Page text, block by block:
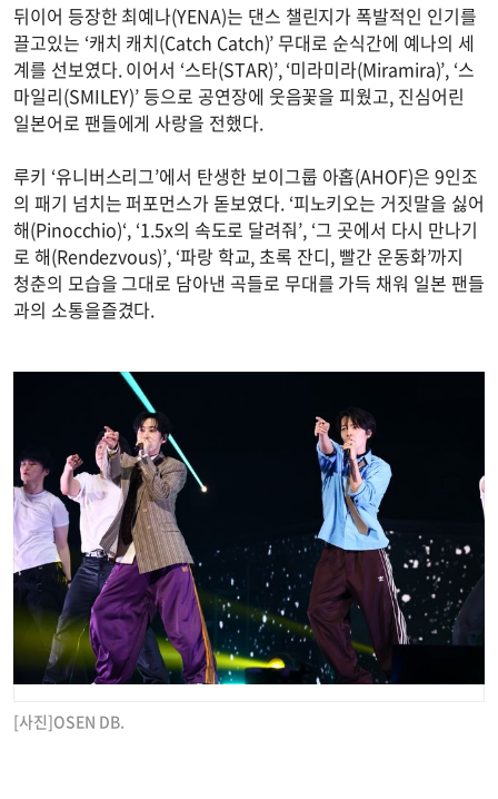
뒤이어 등장한 최예나(YENA)는 댄스 챌린지가 폭발적인 인기를
끌고있는 ‘캐치 캐치(Catch Catch)’ 무대로 순식간에 예나의 세
계를 선보였다. 이어서 ‘스타(STAR)’, ‘미라미라(Miramira)’, ‘스
마일리(SMILEY)’ 등으로 공연장에 웃음꽃을 피웠고, 진심어린
일본어로 팬들에게 사랑을 전했다.
루키 ‘유니버스리그’에서 탄생한 보이그룹 아홉(AHOF)은 9인조
의 패기 넘치는 퍼포먼스가 돋보였다. ‘피노키오는 거짓말을 싫어
해(Pinocchio)‘, ‘1.5x의 속도로 달려줘’, ‘그 곳에서 다시 만나기
로 해(Rendezvous)’, ‘파랑 학교, 초록 잔디, 빨간 운동화’까지
청춘의 모습을 그대로 담아낸 곡들로 무대를 가득 채워 일본 팬들
과의 소통을즐겼다.
[사진]OSEN DB.